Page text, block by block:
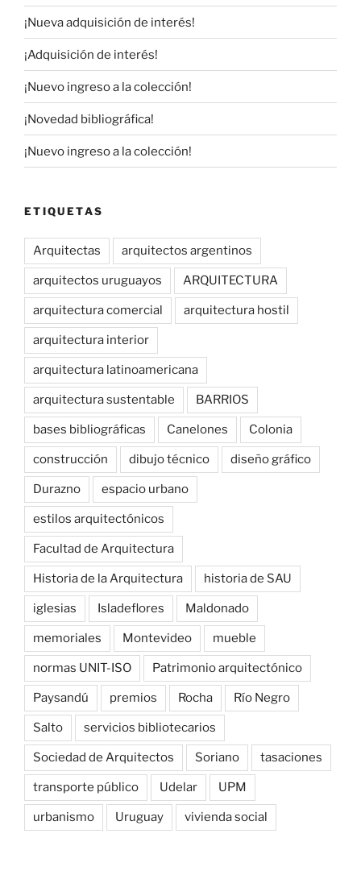
¡Nueva adquisición de interés!
¡Adquisición de interés!
¡Nuevo ingreso a la colección!
¡Novedad bibliográfica!
¡Nuevo ingreso a la colección!
ETIQUETAS
Arquitectas arquitectos argentinos
arquitectos uruguayos ARQUITECTURA
arquitectura comercial arquitectura hostil
arquitectura interior
arquitectura latinoamericana
arquitectura sustentable BARRIOS
bases bibliográficas Canelones Colonia
construcción dibujo técnico diseño gráfico
Durazno espacio urbano
estilos arquitectónicos
Facultad de Arquitectura
Historia de la Arquitectura historia de SAU
iglesias Isladeflores Maldonado
memoriales Montevideo mueble
normas UNIT-ISO Patrimonio arquitectónico
Paysandú premios Rocha Río Negro
Salto servicios bibliotecarios
Sociedad de Arquitectos Soriano tasaciones
transporte público Udelar UPM
urbanismo Uruguay vivienda social